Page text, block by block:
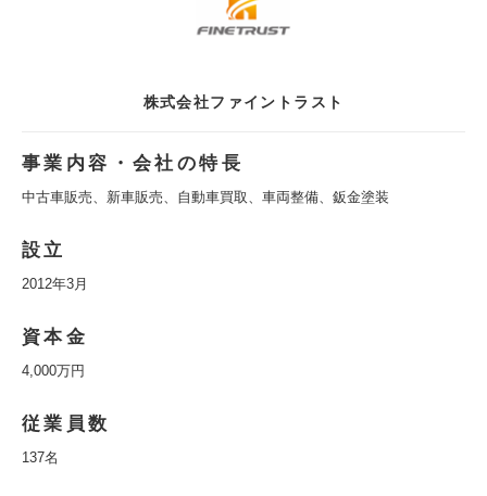
株式会社ファイントラスト
事業内容・会社の特長
中古車販売、新車販売、自動車買取、車両整備、鈑金塗装
設立
2012年3月
資本金
4,000万円
従業員数
137名